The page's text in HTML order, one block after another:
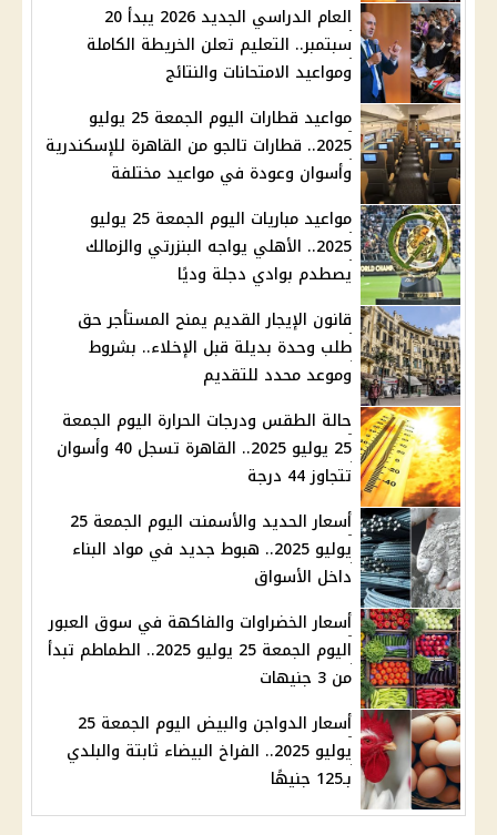
العام الدراسي الجديد 2026 يبدأ 20
سبتمبر.. التعليم تعلن الخريطة الكاملة
ومواعيد الامتحانات والنتائج
مواعيد قطارات اليوم الجمعة 25 يوليو
2025.. قطارات تالجو من القاهرة للإسكندرية
وأسوان وعودة في مواعيد مختلفة
مواعيد مباريات اليوم الجمعة 25 يوليو
2025.. الأهلي يواجه البنزرتي والزمالك
يصطدم بوادي دجلة وديًا
قانون الإيجار القديم يمنح المستأجر حق
طلب وحدة بديلة قبل الإخلاء.. بشروط
وموعد محدد للتقديم
حالة الطقس ودرجات الحرارة اليوم الجمعة
25 يوليو 2025.. القاهرة تسجل 40 وأسوان
تتجاوز 44 درجة
أسعار الحديد والأسمنت اليوم الجمعة 25
يوليو 2025.. هبوط جديد في مواد البناء
داخل الأسواق
أسعار الخضراوات والفاكهة في سوق العبور
اليوم الجمعة 25 يوليو 2025.. الطماطم تبدأ
من 3 جنيهات
أسعار الدواجن والبيض اليوم الجمعة 25
يوليو 2025.. الفراخ البيضاء ثابتة والبلدي
بـ125 جنيهًا